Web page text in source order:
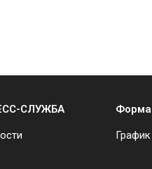
СЛУЖБА Форма